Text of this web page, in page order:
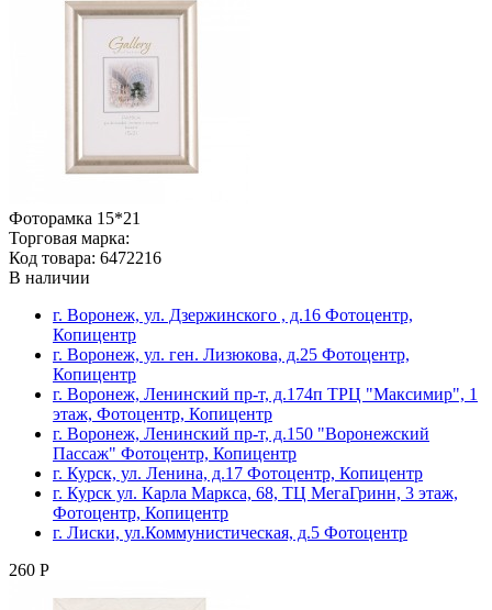
Фоторамка 15*21
Торговая марка:
Код товара: 6472216
В наличии
г. Воронеж, ул. Дзержинского , д.16 Фотоцентр,
Копицентр
г. Воронеж, ул. ген. Лизюкова, д.25 Фотоцентр,
Копицентр
г. Воронеж, Ленинский пр-т, д.174п ТРЦ "Максимир", 1
этаж, Фотоцентр, Копицентр
г. Воронеж, Ленинский пр-т, д.150 "Воронежский
Пассаж" Фотоцентр, Копицентр
г. Курск, ул. Ленина, д.17 Фотоцентр, Копицентр
г. Курск ул. Карла Маркса, 68, ТЦ МегаГринн, 3 этаж,
Фотоцентр, Копицентр
г. Лиски, ул.Коммунистическая, д.5 Фотоцентр
260 Р